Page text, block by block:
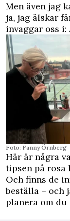
Men även jag
ja, jag älskar
invaggar oss
Foto: Fanny Örnberg
Här är några
tipsen på rosa
Och finns de
beställa – och
planera om